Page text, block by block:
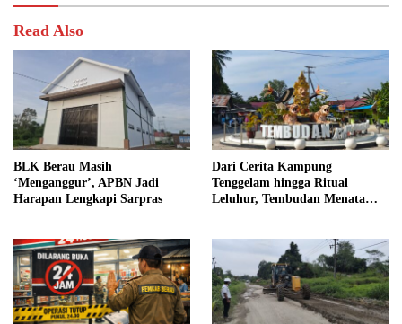
Read Also
BLK Berau Masih
‘Menganggur’, APBN Jadi
Harapan Lengkapi Sarpras
Dari Cerita Kampung
Tenggelam hingga Ritual
Leluhur, Tembudan Menata